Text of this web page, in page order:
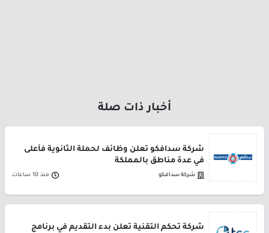
أخبار ذات صلة
شركة سدافكو تعلن وظائف لحملة الثانوية فأعلى
في عدة مناطق بالمملكة
شركة سدافكو منذ 10 ساعات
شركة تحكم التقنية تعلن بدء التقديم في برنامج